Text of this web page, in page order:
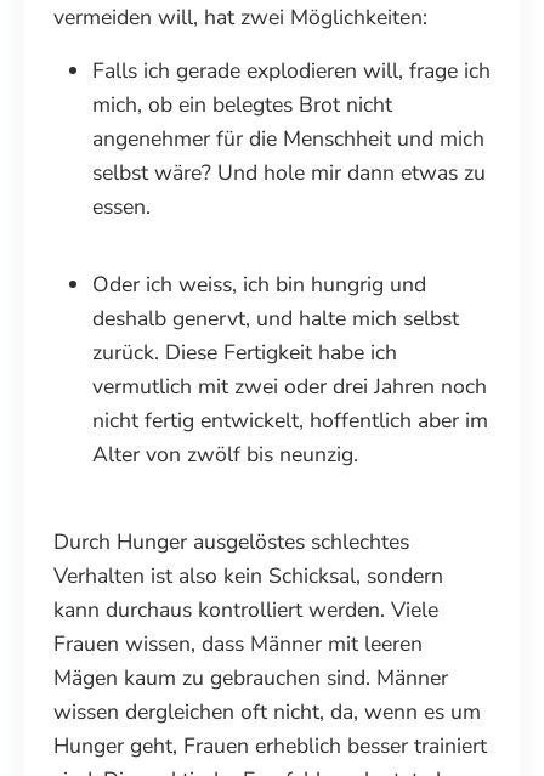
vermeiden will, hat zwei Möglichkeiten:
Falls ich gerade explodieren will, frage ich
mich, ob ein belegtes Brot nicht
angenehmer für die Menschheit und mich
selbst wäre? Und hole mir dann etwas zu
essen.
Oder ich weiss, ich bin hungrig und
deshalb genervt, und halte mich selbst
zurück. Diese Fertigkeit habe ich
vermutlich mit zwei oder drei Jahren noch
nicht fertig entwickelt, hoffentlich aber im
Alter von zwölf bis neunzig.
Durch Hunger ausgelöstes schlechtes
Verhalten ist also kein Schicksal, sondern
kann durchaus kontrolliert werden. Viele
Frauen wissen, dass Männer mit leeren
Mägen kaum zu gebrauchen sind. Männer
wissen dergleichen oft nicht, da, wenn es um
Hunger geht, Frauen erheblich besser trainiert